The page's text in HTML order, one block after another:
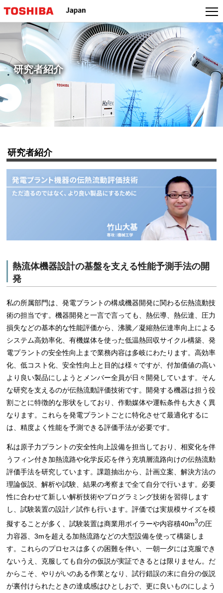
ャ
ン
研究者紹介
研究者紹介
熱流体機器設計の基盤を支える性能予測手法の開
発
私の所属部門は、発電プラントの構成機器開発に関わる伝熱流動技
術の担当です。機器開発と一言で言っても、熱伝導、熱伝達、圧力
損失などの基本的な性能評価から、沸騰／凝縮熱伝達率向上による
システム高効率化、有機媒体を使った低温熱回収サイクル構築、発
電プラントの安全性向上まで業務内容は多岐にわたります。高効率
化、低コスト化、安全性向上と目的は様々ですが、付加価値の高い
より良い製品にしようとメンバー全員が日々開発しています。そん
な研究を支えるのが伝熱流動評価技術です。開発する機器は担う役
割ごとに特徴的な形状をしており、作動媒体や運転条件も大きく異
なります。これらを発電プラントごとに特化させて最適化するに
は、精度よく性能を予測できる評価手法が必要です。
私は原子力プラントの安全性向上設備を担当しており、相変化を伴
うフィン付き加熱流路や化学反応を伴う充填層流路向けの伝熱流動
評価手法を研究しています。課題抽出から、計画立案、解決方法の
理論仮説、解析や試験、結果の考察まで全て自分で行います。必要
性に合わせて新しい解析技術やプログラミング技術を習得します
し、試験装置の設計／試作も行います。評価では実規模サイズを模
擬することが多く、試験装置は商業用ボイラーや内容積40m3の圧
力容器、3mを超える加熱流路などの大型設備を使って構築しま
す。これらのプロセスは多くの困難を伴い、一朝一夕には克服でき
ないうえ、克服しても自分の仮説が実証できるとは限りません。だ
からこそ、やりがいのある作業となり、試行錯誤の末に自分の仮説
が裏付けられたときの達成感はひとしおで、更に良いものにしよう